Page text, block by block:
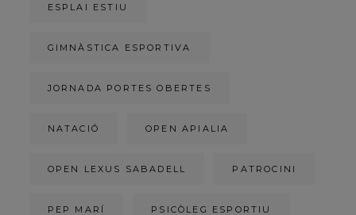
ESPLAI ESTIU
GIMNÀSTICA ESPORTIVA
JORNADA PORTES OBERTES
NATACIÓ OPEN APIALIA
OPEN LEXUS SABADELL PATROCINI
PEP MARÍ PSICÒLEG ESPORTIU